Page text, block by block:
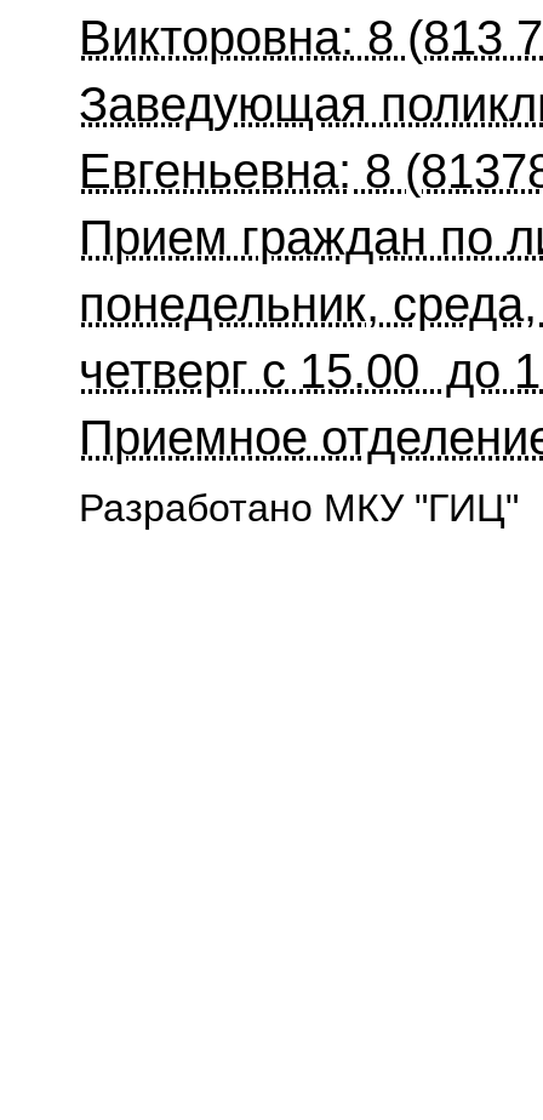
Викторовна: 8 (813
Заведующая
Евгеньевна: 8
Прием граждан по
понедельник,
четверг с 15.00 до
Приемное
Разработано МКУ "ГИЦ"